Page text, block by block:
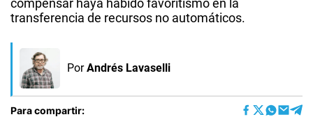
compensar haya habido favoritismo en la
transferencia de recursos no automáticos.
Por Andrés Lavaselli
Para compartir: